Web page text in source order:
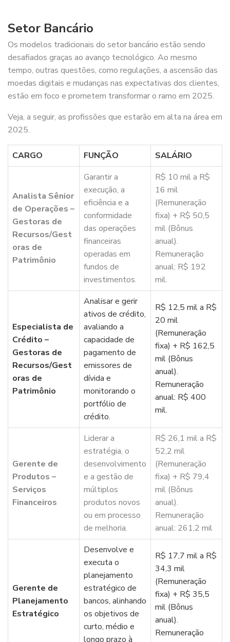
Setor Bancário
Os modelos tradicionais do setor bancário estão sendo
desafiados graças ao avanço tecnológico. Ao mesmo
tempo, outras questões, como regulações, a ascensão das
moedas digitais e mudanças nas expectativas dos clientes,
estão em foco e prometem transformar o ramo em 2025.
Veja, a seguir, as profissões que estarão em alta na área em
2025.
CARGO FUNÇÃO SALÁRIO
Analista Sênior
de Operações –
Gestoras de
Recursos/Gest
oras de
Patrimônio
Garantir a
execução, a
eficiência e a
conformidade
das operações
financeiras
operadas em
fundos de
investimentos.
R$ 10 mil a R$
16 mil
(Remuneração
fixa) + R$ 50,5
mil (Bônus
anual).
Remuneração
anual: R$ 192
mil.
Especialista de
Crédito –
Gestoras de
Recursos/Gest
oras de
Patrimônio
Analisar e gerir
ativos de crédito,
avaliando a
capacidade de
pagamento de
emissores de
dívida e
monitorando o
portfólio de
crédito.
R$ 12,5 mil a R$
20 mil
(Remuneração
fixa) + R$ 162,5
mil (Bônus
anual).
Remuneração
anual: R$ 400
mil.
Gerente de
Produtos –
Serviços
Financeiros
Liderar a
estratégia, o
desenvolvimento
e a gestão de
múltiplos
produtos novos
ou em processo
de melhoria.
R$ 26,1 mil a R$
52,2 mil
(Remuneração
fixa) + R$ 79,4
mil (Bônus
anual).
Remuneração
anual: 261,2 mil
Gerente de
Planejamento
Estratégico
Desenvolve e
executa o
planejamento
estratégico de
bancos, alinhando
os objetivos de
curto, médio e
longo prazo à
R$ 17,7 mil a R$
34,3 mil
(Remuneração
fixa) + R$ 35,5
mil (Bônus
anual).
Remuneração